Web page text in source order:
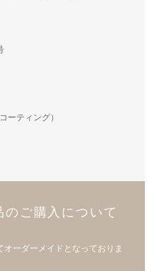
ーティング）
のご購入について
ーダーメイドとなっておりま